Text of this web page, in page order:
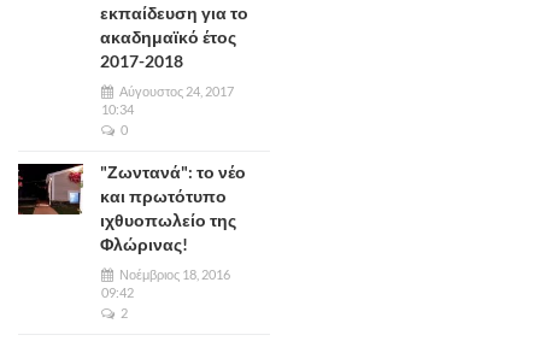
εκπαίδευση για το
ακαδημαϊκό έτος
2017-2018
Αύγουστος 24, 2017
10:34
0
"Ζωντανά": το νέο
και πρωτότυπο
ιχθυοπωλείο της
Φλώρινας!
Νοέμβριος 18, 2016
09:42
2